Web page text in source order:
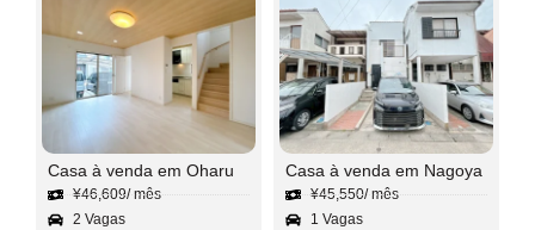
Casa à venda em Oharu
¥46,609/ mês
2 Vagas
Casa à venda em Nagoya
¥45,550/ mês
1 Vagas